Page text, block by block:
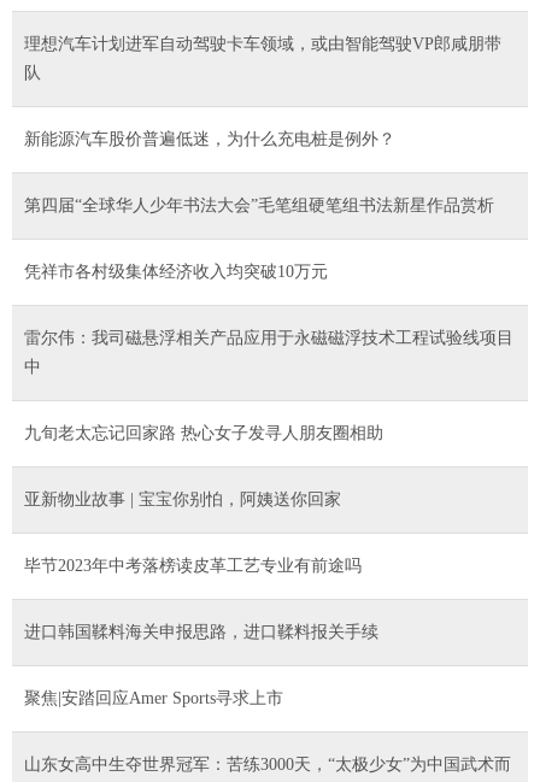
理想汽车计划进军自动驾驶卡车领域，或由智能驾驶VP郎咸朋带
队
新能源汽车股价普遍低迷，为什么充电桩是例外？
第四届“全球华人少年书法大会”毛笔组硬笔组书法新星作品赏析
凭祥市各村级集体经济收入均突破10万元
雷尔伟：我司磁悬浮相关产品应用于永磁磁浮技术工程试验线项目
中
九旬老太忘记回家路 热心女子发寻人朋友圈相助
亚新物业故事 | 宝宝你别怕，阿姨送你回家
毕节2023年中考落榜读皮革工艺专业有前途吗
进口韩国鞣料海关申报思路，进口鞣料报关手续
聚焦|安踏回应Amer Sports寻求上市
山东女高中生夺世界冠军：苦练3000天，“太极少女”为中国武术而